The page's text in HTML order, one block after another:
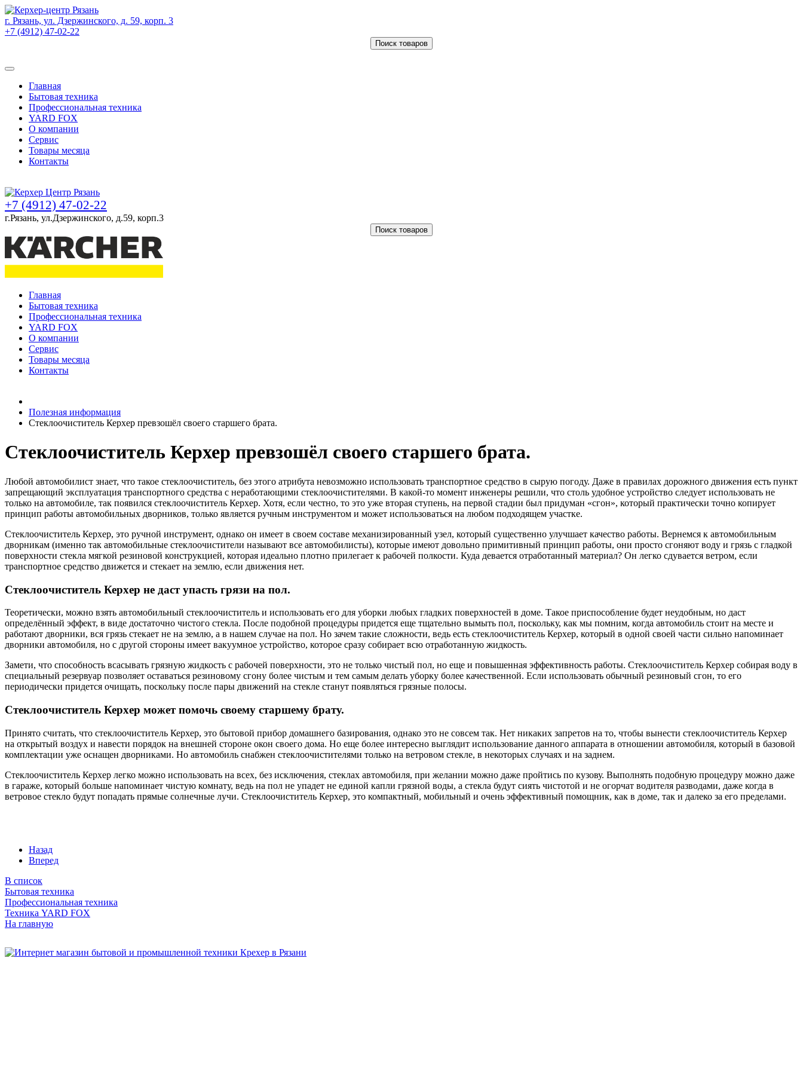
г. Рязань, ул. Дзержинского, д. 59, корп. 3
+7 (4912) 47-02-22
Поиск товаров
Главная
Бытовая техника
Профессиональная техника
YARD FOX
О компании
Сервис
Товары месяца
Контакты
+7 (4912) 47-02-22
г.Рязань, ул.Дзержинского, д.59, корп.3
Поиск товаров
Главная
Бытовая техника
Профессиональная техника
YARD FOX
О компании
Сервис
Товары месяца
Контакты
Полезная информация
Стеклоочиститель Керхер превзошёл своего старшего брата.
Стеклоочиститель Керхер превзошёл своего старшего брата.
Любой автомобилист знает, что такое стеклоочиститель, без этого атрибута невозможно использовать транспортное средство в сырую погоду. Даже в правилах дорожного движения есть пункт
запрещающий эксплуатация транспортного средства с неработающими стеклоочистителями. В какой-то момент инженеры решили, что столь удобное устройство следует использовать не
только на автомобиле, так появился стеклоочиститель Керхер. Хотя, если честно, то это уже вторая ступень, на первой стадии был придуман «сгон», который практически точно копирует
принцип работы автомобильных дворников, только является ручным инструментом и может использоваться на любом подходящем участке.
Стеклоочиститель Керхер, это ручной инструмент, однако он имеет в своем составе механизированный узел, который существенно улучшает качество работы. Вернемся к автомобильным
дворникам (именно так автомобильные стеклоочистители называют все автомобилисты), которые имеют довольно примитивный принцип работы, они просто сгоняют воду и грязь с гладкой
поверхности стекла мягкой резиновой конструкцией, которая идеально плотно прилегает к рабочей полкости. Куда девается отработанный материал? Он легко сдувается ветром, если
транспортное средство движется и стекает на землю, если движения нет.
Стеклоочиститель Керхер не даст упасть грязи на пол.
Теоретически, можно взять автомобильный стеклоочиститель и использовать его для уборки любых гладких поверхностей в доме. Такое приспособление будет неудобным, но даст
определённый эффект, в виде достаточно чистого стекла. После подобной процедуры придется еще тщательно вымыть пол, поскольку, как мы помним, когда автомобиль стоит на месте и
работают дворники, вся грязь стекает не на землю, а в нашем случае на пол. Но зачем такие сложности, ведь есть стеклоочиститель Керхер, который в одной своей части сильно напоминает
дворники автомобиля, но с другой стороны имеет вакуумное устройство, которое сразу собирает всю отработанную жидкость.
Замети, что способность всасывать грязную жидкость с рабочей поверхности, это не только чистый пол, но еще и повышенная эффективность работы. Стеклоочиститель Керхер собирая воду в
специальный резервуар позволяет оставаться резиновому сгону более чистым и тем самым делать уборку более качественной. Если использовать обычный резиновый сгон, то его
периодически придется очищать, поскольку после пары движений на стекле станут появляться грязные полосы.
Стеклоочиститель Керхер может помочь своему старшему брату.
Принято считать, что стеклоочиститель Керхер, это бытовой прибор домашнего базирования, однако это не совсем так. Нет никаких запретов на то, чтобы вынести стеклоочиститель Керхер
на открытый воздух и навести порядок на внешней стороне окон своего дома. Но еще более интересно выглядит использование данного аппарата в отношении автомобиля, который в базовой
комплектации уже оснащен дворниками. Но автомобиль снабжен стеклоочистителями только на ветровом стекле, в некоторых случаях и на заднем.
Стеклоочиститель Керхер легко можно использовать на всех, без исключения, стеклах автомобиля, при желании можно даже пройтись по кузову. Выполнять подобную процедуру можно даже
в гараже, который больше напоминает чистую комнату, ведь на пол не упадет не единой капли грязной воды, а стекла будут сиять чистотой и не огорчат водителя разводами, даже когда в
ветровое стекло будут попадать прямые солнечные лучи. Стеклоочиститель Керхер, это компактный, мобильный и очень эффективный помощник, как в доме, так и далеко за его пределами.
Назад
Вперед
В список
Бытовая техника
Профессиональная техника
Техника YARD FOX
На главную